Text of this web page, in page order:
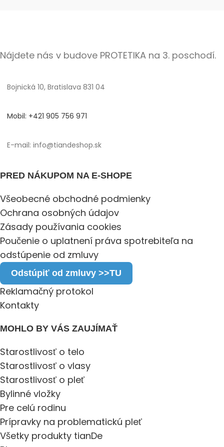
Nájdete nás v budove PROTETIKA na 3. poschodí.
Bojnická 10, Bratislava 831 04
Mobil: +421 905 756 971
E-mail: info@tiandeshop.sk
PRED NÁKUPOM NA E-SHOPE
Všeobecné obchodné podmienky
Ochrana osobných údajov
Zásady používania cookies
Poučenie o uplatnení práva spotrebiteľa na
odstúpenie od zmluvy
Odstúpiť od zmluvy >>TU
Reklamačný protokol
Kontakty
MOHLO BY VÁS ZAUJÍMAŤ
Starostlivosť o telo
Starostlivosť o vlasy
Starostlivosť o pleť
Bylinné vložky
Pre celú rodinu
Prípravky na problematickú pleť
Všetky produkty tianDe